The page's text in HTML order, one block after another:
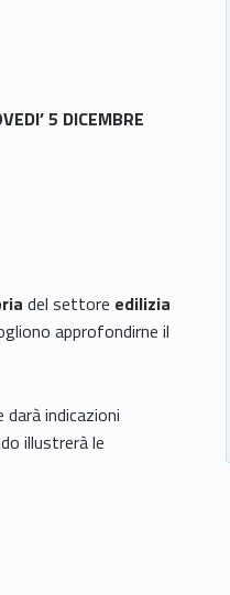
5 DICEMBRE
del settore edilizia
approfondirne il
indicazioni
illustrerà le